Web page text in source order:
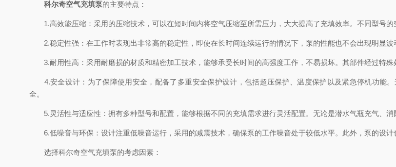
科尔奇空气充填泵的主要特点：
1.高效能压缩：采用的压缩技术，可以在短时间内将空气压缩至所需压力，大大提高了充填效率。不同型号的
2.稳定性强：在工作时表现出非常高的稳定性，即使在长时间连续运行的情况下，泵的性能也不会出现明显波
3.耐用性高：采用耐磨损的材质和精密加工技术，能够承受长时间的高强度工作，不易损坏。其部件经过特殊
4.安全设计：为了保障使用安全，配备了多重安全保护设计，包括超压保护、温度保护以及紧急停机功能
全。
5.灵活性与适应性：拥有多种型号和配置，能够根据不同的充填需求进行灵活配置。无论是潜水气瓶充气、消
6.低噪音与环保：设计注重低噪音运行，采用的减震技术，确保泵的工作噪音处于较低水平。此外，泵的设计
选择科尔奇空气充填泵的考虑因素：